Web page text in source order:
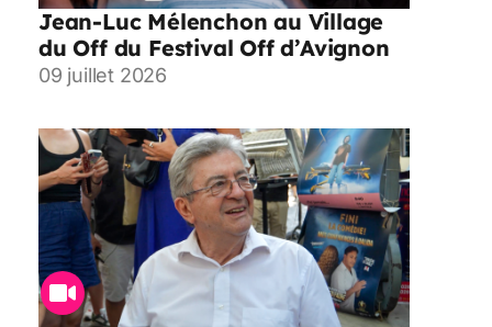
Jean-Luc Mélenchon au Village
du Off du Festival Off d’Avignon
09 juillet 2026